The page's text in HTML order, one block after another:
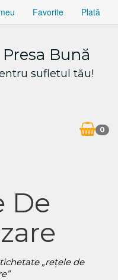
Favorite Plată
Bună
sufletul tău!
0
De
„rețele de